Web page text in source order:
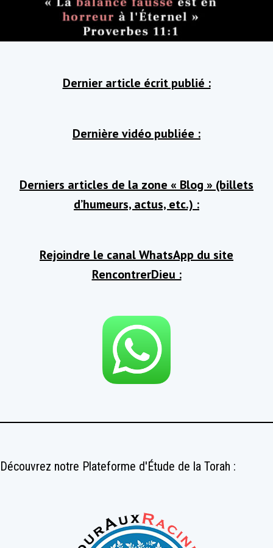
Dernier article écrit publié :
Dernière vidéo publiée :
Derniers articles de la zone « Blog » (billets
d’humeurs, actus, etc.) :
Rejoindre le canal WhatsApp du site
RencontrerDieu :
Découvrez notre Plateforme d'Étude de la Torah :